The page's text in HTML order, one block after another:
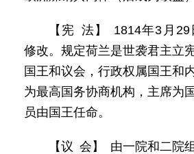
【宪 法】 1814年3月
修改。规定荷兰是世袭君主立
国王和议会，行政权属国王和
为最高国务协商机构，主席为
员由国王任命。
【议 会】 由一院和二院